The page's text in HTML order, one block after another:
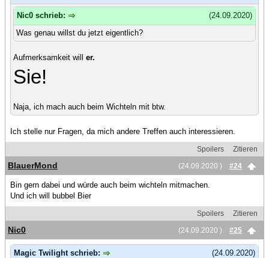
(24.09.2020)
Nic0 schrieb:
Was genau willst du jetzt eigentlich?
Aufmerksamkeit will er.
Sie!
Naja, ich mach auch beim Wichteln mit btw.
Ich stelle nur Fragen, da mich andere Treffen auch interessieren.
Spoilers
Zitieren
(24.09.2020 )
#24
BlauerMond
Bin gern dabei und würde auch beim wichteln mitmachen.
Und ich will bubbel Bier
Spoilers
Zitieren
(24.09.2020 )
#25
Nic0
(24.09.2020)
Magic Twilight schrieb: